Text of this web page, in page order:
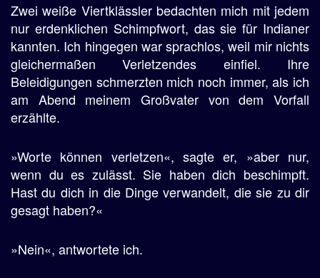
Zwei weiße Viertklässler bedachten mich mit jedem
nur erdenklichen Schimpfwort, das sie für Indianer
kannten. Ich hingegen war sprachlos, weil mir nichts
gleichermaßen Verletzendes einfiel. Ihre
Beleidigungen schmerzten mich noch immer, als ich
am Abend meinem Großvater von dem Vorfall
erzählte.
»Worte können verletzen«, sagte er, »aber nur,
wenn du es zulässt. Sie haben dich beschimpft.
Hast du dich in die Dinge verwandelt, die sie zu dir
gesagt haben?«
»Nein«, antwortete ich.